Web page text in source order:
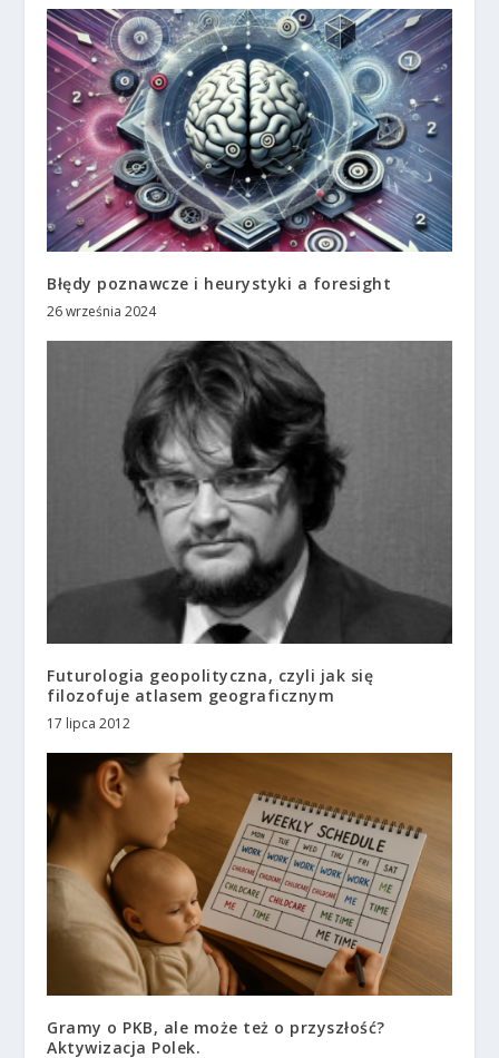
Błędy poznawcze i heurystyki a foresight
26 września 2024
Futurologia geopolityczna, czyli jak się
filozofuje atlasem geograficznym
17 lipca 2012
Gramy o PKB, ale może też o przyszłość?
Aktywizacja Polek.